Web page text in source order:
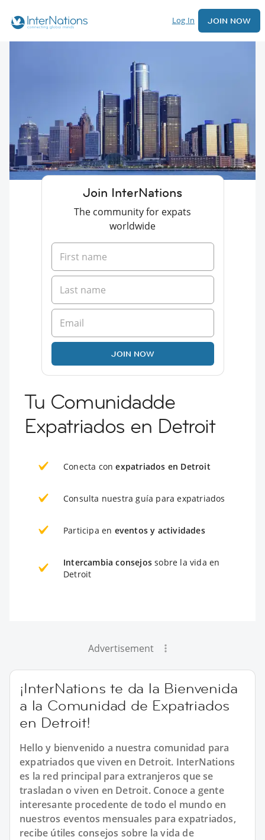
Log In JOIN NOW
Join InterNations
The community for expats
worldwide
JOIN NOW
Tu Comunidadde
Expatriados en Detroit
Conecta conexpatriados en Detroit
Consulta nuestra guía para expatriados
Participa en eventos y actividades
Intercambia consejos sobre la vida en
Detroit
Advertisement
¡InterNations te da la Bienvenida
a la Comunidad de Expatriados
en Detroit!
Hello y bienvenido a nuestra comunidad para
expatriados que viven en Detroit. InterNations
es la red principal para extranjeros que se
trasladan o viven en Detroit. Conoce a gente
interesante procedente de todo el mundo en
nuestros eventos mensuales para expatriados,
recibe útiles consejos sobre la vida de